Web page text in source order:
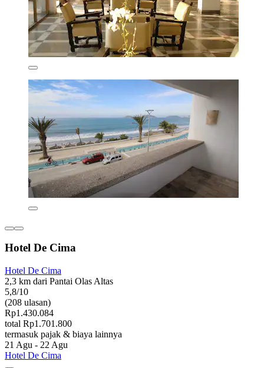
Hotel De Cima
Hotel De Cima
2,3 km dari Pantai Olas Altas
5,8/10
(208 ulasan)
Rp1.430.084
total Rp1.701.800
termasuk pajak & biaya lainnya
21 Agu - 22 Agu
Hotel De Cima